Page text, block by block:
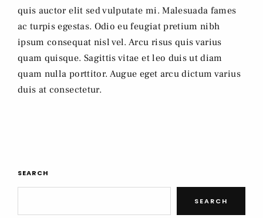
quis auctor elit sed vulputate mi. Malesuada fames
ac turpis egestas. Odio eu feugiat pretium nibh
ipsum consequat nisl vel. Arcu risus quis varius
quam quisque. Sagittis vitae et leo duis ut diam
quam nulla porttitor. Augue eget arcu dictum varius
duis at consectetur.
SEARCH
SEARCH